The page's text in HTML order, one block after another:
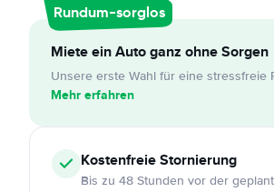
Rundum-sorglos
Miete ein Auto ganz ohne Sorgen
Unsere erste Wahl für eine stressfreie
Mehr erfahren
KostenfreieStornierung
Bis zu 48 Stunden vor der